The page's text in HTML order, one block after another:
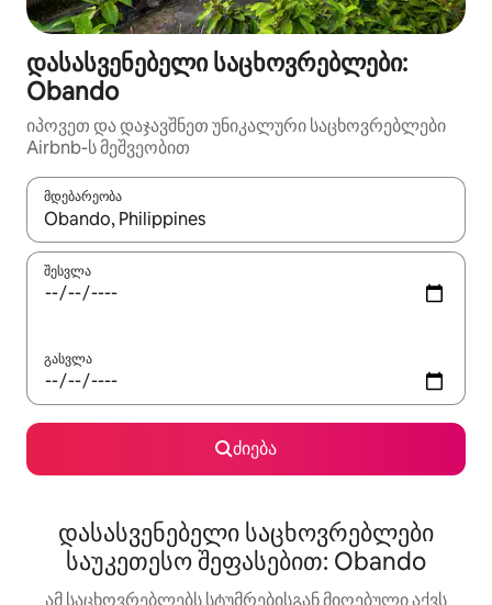
დასასვენებელი საცხოვრებლები:
Obando
იპოვეთ და დაჯავშნეთ უნიკალური საცხოვრებლები
Airbnb-ს მეშვეობით
მდებარეობა
როცა შედეგები ხელმისაწვდომი გახდება, ნავიგაციისთვის
შესვლა
გასვლა
ძიება
დასასვენებელი საცხოვრებლები
საუკეთესო შეფასებით: Obando
ამ საცხოვრებლებს სტუმრებისგან მიღებული აქვს